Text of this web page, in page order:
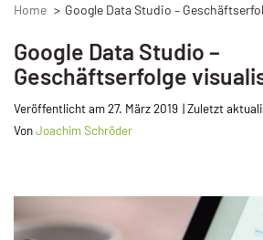
Home Google Data Studio –
Google Data Studio –
Geschäftserfolge
Veröffentlicht am27. März 2019
VonJoachim Schröder